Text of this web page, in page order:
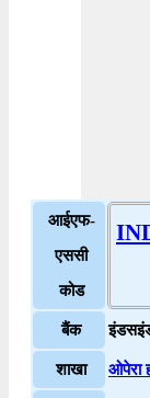
आईएफ-
एससी
कोड
बैंक
शाखा ओपेरा